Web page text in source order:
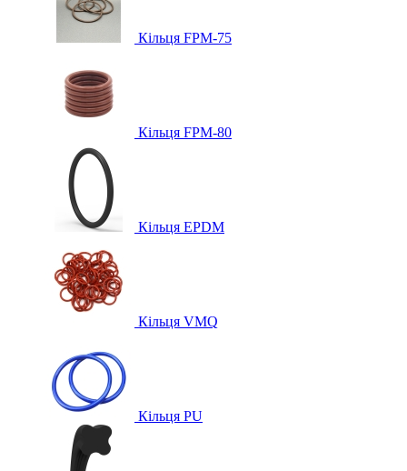
Кільця FPM-75
Кільця FPM-80
Кільця EPDM
Кільця VMQ
Кільця PU